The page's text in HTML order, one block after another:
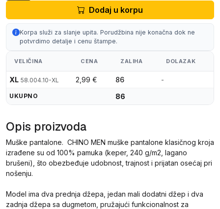
Dodaj u korpu
Korpa služi za slanje upita. Porudžbina nije konačna dok ne
potvrdimo detalje i cenu štampe.
VELIČINA CENA ZALIHA DOLAZAK
XL 58.004.10-XL 2,99 € 86 -
UKUPNO 86
Opis proizvoda
Muške pantalone. CHINO MEN muške pantalone klasičnog kroja
izrađene su od 100% pamuka (keper, 240 g/m2, lagano
brušeni), što obezbeđuje udobnost, trajnost i prijatan osećaj pri
nošenju.
Model ima dva prednja džepa, jedan mali dodatni džep i dva
zadnja džepa sa dugmetom, pružajući funkcionalnost za